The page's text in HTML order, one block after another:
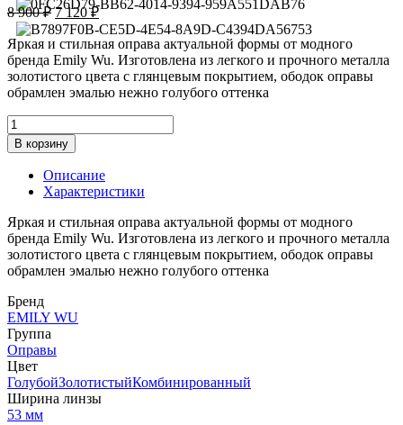
8 900₽Первоначальная
цена
составляла
8
900 ₽.
7 120₽Текущая
цена:
7
120 ₽.
Яркая и стильная оправа актуальной формы от модного
бренда Emily Wu. Изготовлена из легкого и прочного металла
золотистого цвета с глянцевым покрытием, ободок оправы
обрамлен эмалью нежно голубого оттенка
Количество
товара
Оправа
Emily
c.
9031
В корзину
Описание
Характеристики
Яркая и стильная оправа актуальной формы от модного
бренда Emily Wu. Изготовлена из легкого и прочного металла
золотистого цвета с глянцевым покрытием, ободок оправы
обрамлен эмалью нежно голубого оттенка
Бренд
EMILY WU
Группа
Оправы
Цвет
ГолубойЗолотистыйКомбинированный
Ширина линзы
53 мм